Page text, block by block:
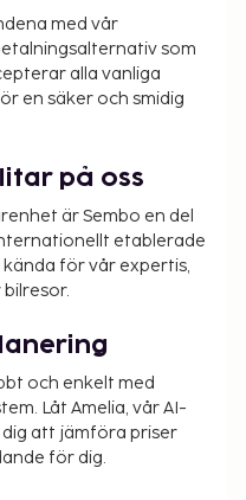
annat gratis wi-fi, en
och varuautomat.
en snackbar/deli
att äta. Avsluta dagen
Här erbjuds en gratis
05.00 och
sin officiella
France.
följande avgifter
person per natt.
18 år.
som boendet har
med vår
som
alla vanliga
en säker och smidig
på oss
är Sembo en del
etablerade
för vår expertis,
och enkelt med
Låt Amelia, vår AI-
att jämföra priser
för dig.